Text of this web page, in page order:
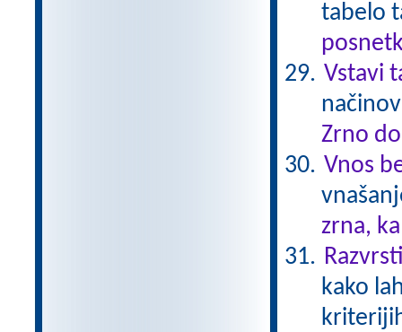
tabelo
Vstavi
Zrno
Vnos
zrna,
kako